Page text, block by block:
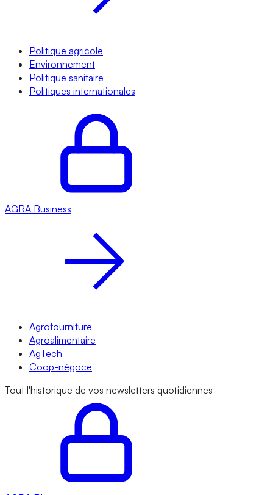
Politique agricole
Environnement
Politique sanitaire
Politiques internationales
AGRA Business
Agrofourniture
Agroalimentaire
AgTech
Coop-négoce
Tout l'historique de vos newsletters quotidiennes